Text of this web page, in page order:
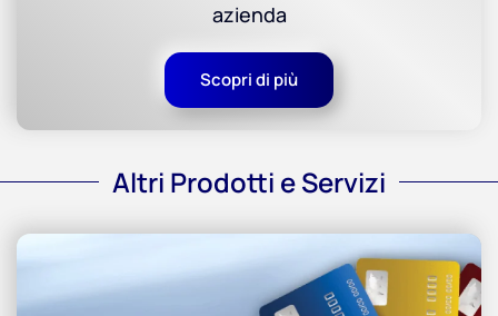
azienda
Scopri di più
Altri Prodotti e Servizi